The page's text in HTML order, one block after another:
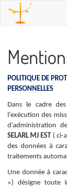
POLITIQUE DE
PERSONNELLES
Dans le cadre
l’exécution des
d’administration
SELARL MJ EST( ci-
des données à
traitements
Une donnée à
») désigne toute